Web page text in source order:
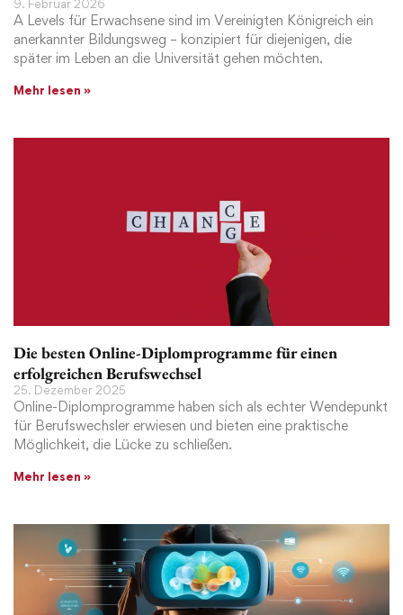
9. Februar 2026
A Levels für Erwachsene sind im Vereinigten Königreich ein
anerkannter Bildungsweg – konzipiert für diejenigen, die
später im Leben an die Universität gehen möchten.
Mehr lesen »
Die besten Online-Diplomprogramme für einen
erfolgreichen Berufswechsel
25. Dezember 2025
Online-Diplomprogramme haben sich als echter Wendepunkt
für Berufswechsler erwiesen und bieten eine praktische
Möglichkeit, die Lücke zu schließen.
Mehr lesen »